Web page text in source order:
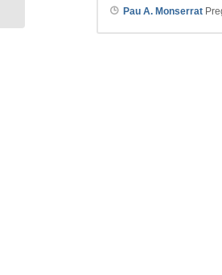
Pau A. Monserrat